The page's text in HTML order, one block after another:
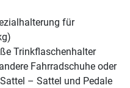
für
Trinkflaschenhalter
Fahrradschuhe oder
– Sattel und Pedale